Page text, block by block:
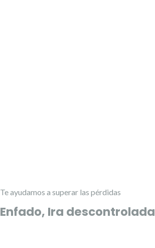
Te ayudamos a superar las pérdidas
Enfado, Ira descontrolada